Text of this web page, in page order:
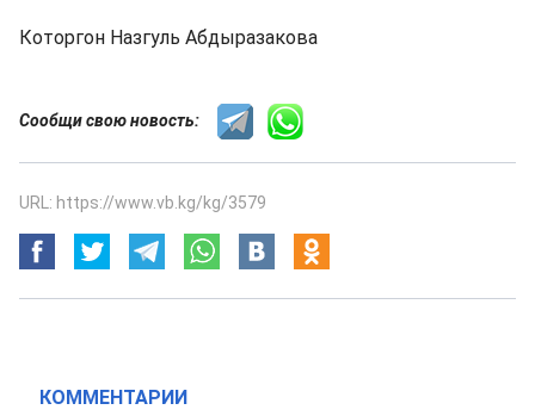
Которгон Назгуль Абдыразакова
Сообщи свою новость:
URL: https://www.vb.kg/kg/3579
КОММЕНТАРИИ